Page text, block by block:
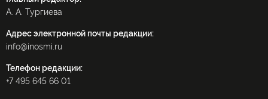
А. А. Тургиева
Адрес электронной почты редакции:
info@inosmi.ru
Телефон редакции:
+7 495 645 66 01